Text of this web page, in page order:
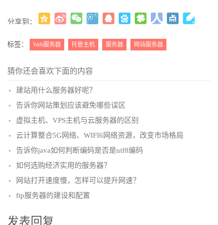
分享到：
( )
标签： Web服务器 托管主机 服务器 网站服务器
猜你还会喜欢下面的内容
建站用什么服务器好呢？
告诉你网站策划应该避免哪些误区
虚拟主机、VPS主机与云服务器的区别
云计算整合5G网络、WIFI6网络资源，改变市场格局
告诉你java如何判断编码是否是utf8编码
如何选购经济实用的服务器？
网站打开速度慢，怎样可以提升网速？
ftp服务器的建设和配置
发表回复